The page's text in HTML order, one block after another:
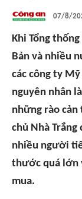
07/8/
Khi Tổng
Bản và nhiều
các công ty
nguyên nhân
những rào
chủ Nhà
nhiều người
thước quá lớn
mua.